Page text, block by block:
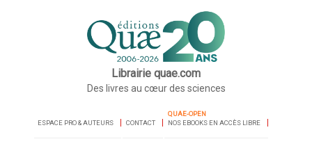
Librairie quae.com
Des livres au cœur des sciences
ESPACE PRO & AUTEURS CONTACT
QUAE-OPEN
NOS EBOOKS EN ACCÈS LIBRE